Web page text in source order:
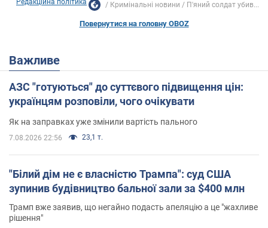
Кримінальні новини П'яний солдат убив...
Повернутися на головну OBOZ
Важливе
АЗС "готуються" до суттєвого підвищення цін:
українцям розповіли, чого очікувати
Як на заправках уже змінили вартість пального
7.08.2026 22:56 23,1 т.
"Білий дім не є власністю Трампа": суд США
зупинив будівництво бальної зали за $400 млн
Трамп вже заявив, що негайно подасть апеляцію а це "жахливе
рішення"